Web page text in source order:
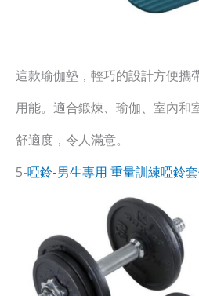
這款瑜伽墊，輕巧的設計方便攜
用能。適合鍛煉、瑜伽、室內和
舒適度，令人滿意。
5-啞鈴-男生專用 重量訓練啞鈴